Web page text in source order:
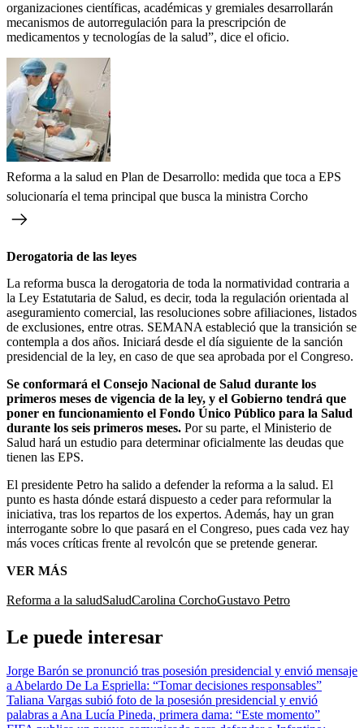
organizaciones científicas, académicas y gremiales desarrollarán
mecanismos de autorregulación para la prescripción de
medicamentos y tecnologías de la salud”, dice el oficio.
Reforma a la salud en Plan de Desarrollo: medida que toca a EPS
solucionaría el tema principal que busca la ministra Corcho
Derogatoria de las leyes
La reforma busca la derogatoria de toda la normatividad contraria a
la Ley Estatutaria de Salud, es decir, toda la regulación orientada al
aseguramiento comercial, las resoluciones sobre afiliaciones, listados
de exclusiones, entre otras. SEMANA estableció que la transición se
contempla a dos años. Iniciará desde el día siguiente de la sanción
presidencial de la ley, en caso de que sea aprobada por el Congreso.
Se conformará el Consejo Nacional de Salud durante los
primeros meses de vigencia de la ley, y el Gobierno tendrá que
poner en funcionamiento el Fondo Único Público para la Salud
durante los seis primeros meses. Por su parte, el Ministerio de
Salud hará un estudio para determinar oficialmente las deudas que
tienen las EPS.
El presidente Petro ha salido a defender la reforma a la salud. El
punto es hasta dónde estará dispuesto a ceder para reformular la
iniciativa, tras los repartos de los expertos. Además, hay un gran
interrogante sobre lo que pasará en el Congreso, pues cada vez hay
más voces críticas frente al revolcón que se pretende generar.
VER MÁS
Reforma a la saludSaludCarolina CorchoGustavo Petro
Le puede interesar
Jorge Barón se pronunció tras posesión presidencial y envió mensaje
a Abelardo De La Espriella: “Tomar decisiones responsables”
Taliana Vargas subió foto de la posesión presidencial y envió
palabras a Ana Lucía Pineda, primera dama: “Este momento”